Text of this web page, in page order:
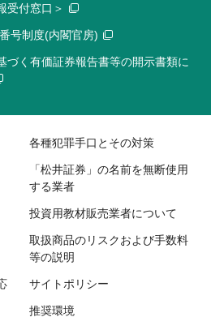
受付窓口＞
号制度(内閣官房)
づく有価証券報告書等の開示書類に
各種犯罪手口とその対策
「松井証券」の名前を無断使用
する業者
投資用教材販売業者について
取扱商品のリスクおよび手数料
等の説明
サイトポリシー
推奨環境